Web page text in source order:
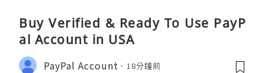
Buy Verified & Ready To Use PayP
al Account in USA
PayPal Account 18分鐘前